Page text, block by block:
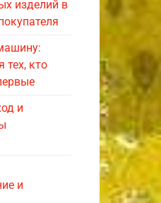
изделий в
тех, кто
и
и